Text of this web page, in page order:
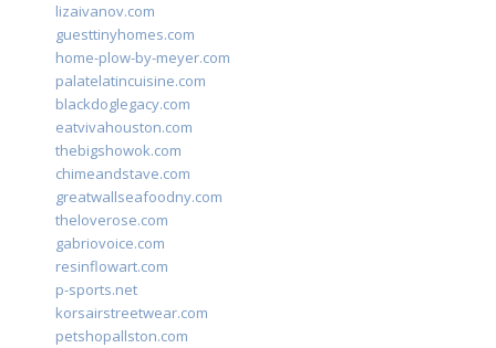
lizaivanov.com
guesttinyhomes.com
home-plow-by-meyer.com
palatelatincuisine.com
blackdoglegacy.com
eatvivahouston.com
thebigshowok.com
chimeandstave.com
greatwallseafoodny.com
theloverose.com
gabriovoice.com
resinflowart.com
p-sports.net
korsairstreetwear.com
petshopallston.com